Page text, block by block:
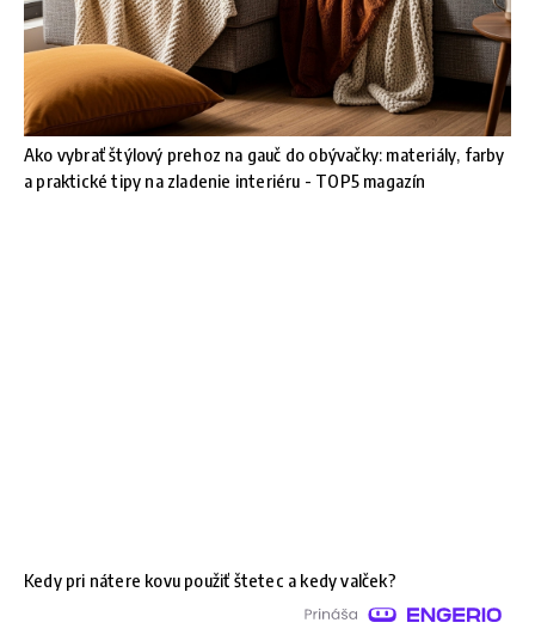
Ako vybrať štýlový prehoz na gauč do obývačky: materiály, farby
a praktické tipy na zladenie interiéru - TOP5 magazín
Kedy pri nátere kovu použiť štetec a kedy valček?